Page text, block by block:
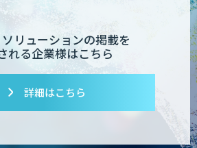
導入支援
開発支援
リューションの掲載を
れる企業様はこちら
詳細はこちら